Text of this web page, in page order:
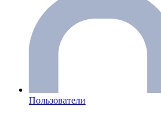
Пользователи